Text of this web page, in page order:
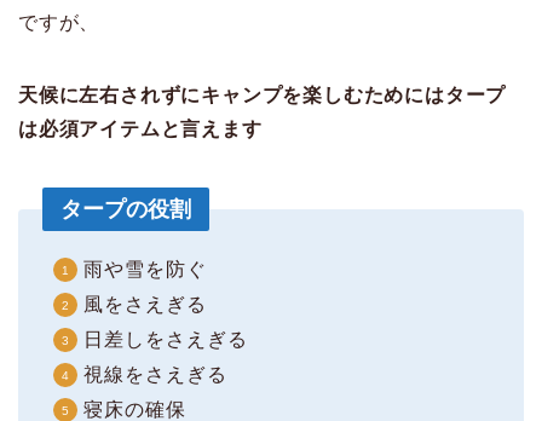
ですが、
天候に左右されずにキャンプを楽しむためにはタープ
は必須アイテムと言えます
タープの役割
雨や雪を防ぐ
風をさえぎる
日差しをさえぎる
視線をさえぎる
寝床の確保